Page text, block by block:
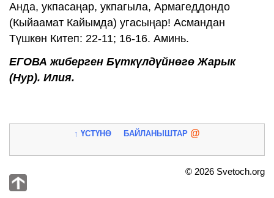
Анда, укпасаңар, укпагыла, Армагеддондо
(Кыйаамат Кайымда) угасыңар! Асмандан
Түшкөн Китеп: 22-11; 16-16. Аминь.
ЕГОВА жиберген Бүткүлдүйнөгө Жарык
(Нур). Илия.
↑ ҮСТҮНӨ БАЙЛАНЫШТАР @
© 2026 Svetoch.org